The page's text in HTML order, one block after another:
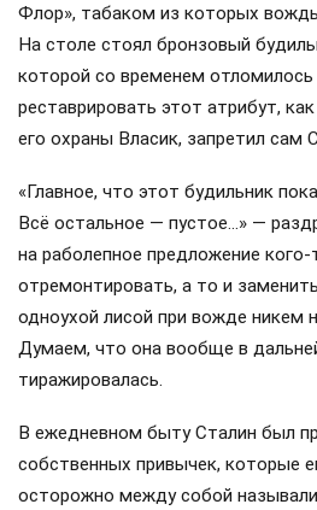
Флор», табаком из которых вождь
На столе стоял бронзовый
которой со временем отломилось
реставрировать этот атрибут,
его охраны Власик, запретил сам
«Главное, что этот будильник
Всё остальное — пустое…» —
на раболепное предложение
отремонтировать, а то и
одноухой лисой при вожде никем
Думаем, что она вообще в
тиражировалась.
В ежедневном быту Сталин был
собственных привычек, которые
осторожно между собой